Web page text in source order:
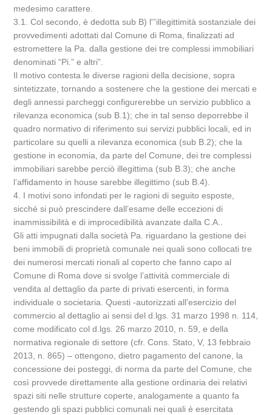
medesimo carattere.
3.1. Col secondo, è dedotta sub B) l'”illegittimità sostanziale dei
provvedimenti adottati dal Comune di Roma, finalizzati ad
estromettere la Pa. dalla gestione dei tre complessi immobiliari
denominati “Pi.” e altri”.
Il motivo contesta le diverse ragioni della decisione, sopra
sintetizzate, tornando a sostenere che la gestione dei mercati e
degli annessi parcheggi configurerebbe un servizio pubblico a
rilevanza economica (sub B.1); che in tal senso deporrebbe il
quadro normativo di riferimento sui servizi pubblici locali, ed in
particolare su quelli a rilevanza economica (sub B.2); che la
gestione in economia, da parte del Comune, dei tre complessi
immobiliari sarebbe perciò illegittima (sub B.3); che anche
l’affidamento in house sarebbe illegittimo (sub B.4).
4. I motivi sono infondati per le ragioni di seguito esposte,
sicché si può prescindere dall’esame delle eccezioni di
inammissibilità e di improcedibilità avanzate dalla C.A..
Gli atti impugnati dalla società Pa. riguardano la gestione dei
beni immobili di proprietà comunale nei quali sono collocati tre
dei numerosi mercati rionali al coperto che fanno capo al
Comune di Roma dove si svolge l’attività commerciale di
vendita al dettaglio da parte di privati esercenti, in forma
individuale o societaria. Questi -autorizzati all’esercizio del
commercio al dettaglio ai sensi del d.lgs. 31 marzo 1998 n. 114,
come modificato col d.lgs. 26 marzo 2010, n. 59, e della
normativa regionale di settore (cfr. Cons. Stato, V, 13 febbraio
2013, n. 865) – ottengono, dietro pagamento del canone, la
concessione dei posteggi, di norma da parte del Comune, che
così provvede direttamente alla gestione ordinaria dei relativi
spazi siti nelle strutture coperte, analogamente a quanto fa
gestendo gli spazi pubblici comunali nei quali è esercitata